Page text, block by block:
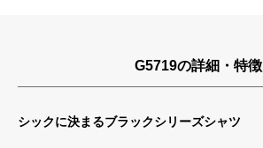
G5719の詳細・特徴
シックに決まるブラックシリーズシャツ